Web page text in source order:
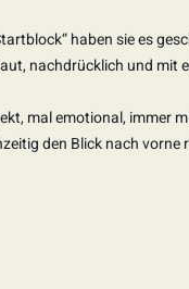
haben sie es
nachdrücklich und mit
mal emotional,
den Blick nach vorne